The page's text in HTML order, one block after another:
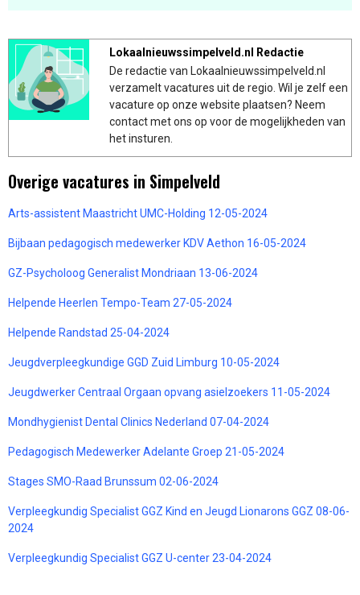
Lokaalnieuwssimpelveld.nl Redactie
De redactie van Lokaalnieuwssimpelveld.nl
verzamelt vacatures uit de regio. Wil je zelf een
vacature op onze website plaatsen? Neem
contact met ons op voor de mogelijkheden van
het insturen.
Overige vacatures in Simpelveld
Arts-assistent Maastricht UMC-Holding 12-05-2024
Bijbaan pedagogisch medewerker KDV Aethon 16-05-2024
GZ-Psycholoog Generalist Mondriaan 13-06-2024
Helpende Heerlen Tempo-Team 27-05-2024
Helpende Randstad 25-04-2024
Jeugdverpleegkundige GGD Zuid Limburg 10-05-2024
Jeugdwerker Centraal Orgaan opvang asielzoekers 11-05-2024
Mondhygienist Dental Clinics Nederland 07-04-2024
Pedagogisch Medewerker Adelante Groep 21-05-2024
Stages SMO-Raad Brunssum 02-06-2024
Verpleegkundig Specialist GGZ Kind en Jeugd Lionarons GGZ 08-06-
2024
Verpleegkundig Specialist GGZ U-center 23-04-2024